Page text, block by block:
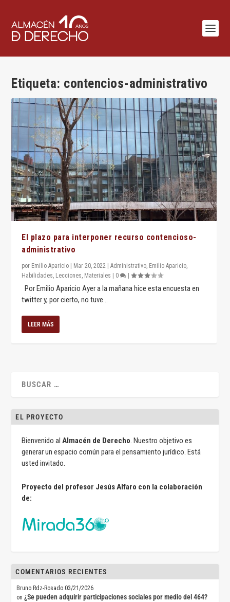
Etiqueta: contencios-administrativo
El plazo para interponer recurso contencioso-
administrativo
por Emilio Aparicio Mar 20, 2022 |Administrativo, Emilio Aparicio,
Habilidades, Lecciones, Materiales 0 |
Por Emilio Aparicio Ayer a la mañana hice esta encuesta en
twitter y, por cierto, no tuve...
LEER MÁS
EL PROYECTO
Bienvenido alAlmacén de Derecho. Nuestro objetivo es
generar un espacio común para el pensamiento jurídico. Está
usted invitado.
Proyecto del profesor Jesús Alfaro con la colaboración
de:
COMENTARIOS RECIENTES
Bruno Rdz-Rosado 03/21/2026
on¿Se pueden adquirir participaciones sociales por medio del 464?